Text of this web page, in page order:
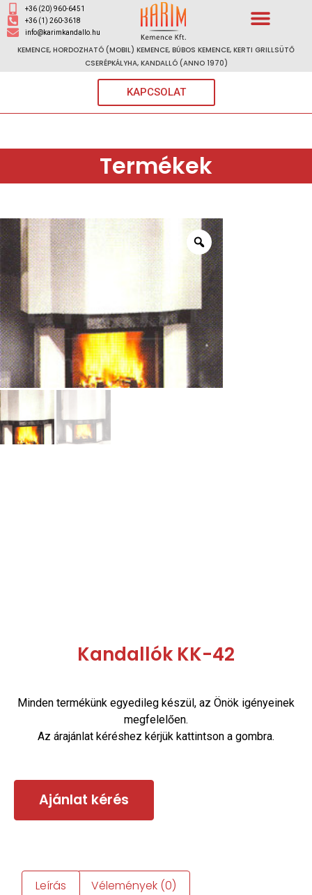
+36 (20) 960-6451
+36 (1) 260-3618
info@karimkandallo.hu
KEMENCE, HORDOZHATÓ (MOBIL) KEMENCE, BÚBOS KEMENCE, KERTI GRILLSÜTŐ
CSERÉPKÁLYHA, KANDALLÓ (ANNO 1970)
KAPCSOLAT
Termékek
Kandallók KK-42
Minden termékünk egyedileg készül, az Önök igényeinek
megfelelően.
Az árajánlat kéréshez kérjük kattintson a gombra.
Ajánlat kérés
Leírás Vélemények (0)